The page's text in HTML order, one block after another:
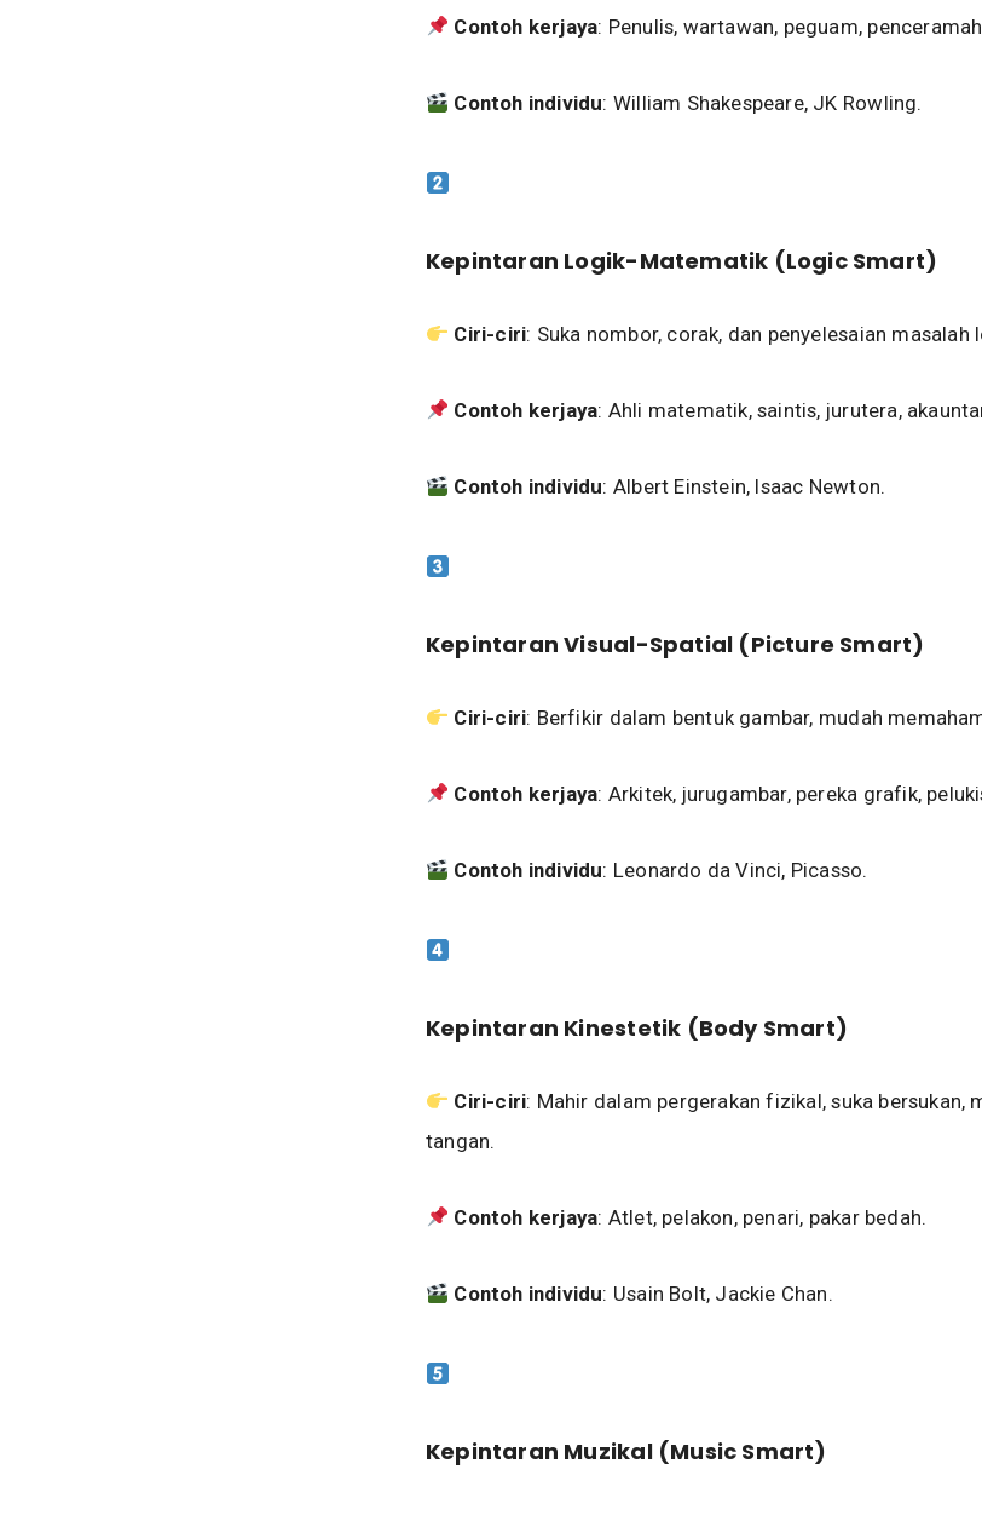
Contoh kerjaya: Penulis, wartawan, peguam,
Contoh individu: William Shakespeare, JK Rowling.
Kepintaran Logik-Matematik (Logic Smart)
Ciri-ciri: Suka nombor, corak, dan penyelesaian masalah
Contoh kerjaya: Ahli matematik, saintis, jurutera,
Contoh individu: Albert Einstein, Isaac Newton.
Kepintaran Visual-Spatial (Picture Smart)
Ciri-ciri: Berfikir dalam bentuk gambar, mudah
Contoh kerjaya: Arkitek, jurugambar, pereka grafik,
Contoh individu: Leonardo da Vinci, Picasso.
Kepintaran Kinestetik (Body Smart)
Ciri-ciri: Mahir dalam pergerakan fizikal, suka bersukan,
tangan.
Contoh kerjaya: Atlet, pelakon, penari, pakar bedah.
Contoh individu: Usain Bolt, Jackie Chan.
Kepintaran Muzikal (Music Smart)